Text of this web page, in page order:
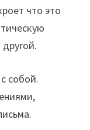
что это
собой.